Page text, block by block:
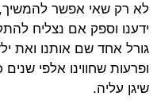
לא רק שאי אפשר להמשיך,
ידענו וספק אם נצליח
גורל אחד שם אותנו ואת
ופרעות שחווינו אלפי
שיגן עליה.